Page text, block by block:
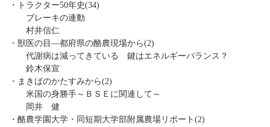
・トラクター50年史(34)
ブレーキの連動
村井信仁
・獣医の目―都府県の酪農現場から(2)
代謝病は減ってきている 鍵はエネルギーバランス？
鈴木保宣
・まきばのかたすみから(2)
米国の身勝手～ＢＳＥに関連して～
岡井 健
・酪農学園大学・同短期大学部附属農場リポート(2)